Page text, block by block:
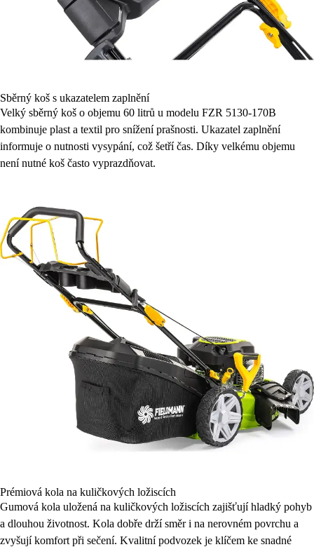
Sběrný koš s ukazatelem zaplnění
Velký sběrný koš o objemu 60 litrů u modelu FZR 5130-170B
kombinuje plast a textil pro snížení prašnosti. Ukazatel zaplnění
informuje o nutnosti vysypání, což šetří čas. Díky velkému objemu
není nutné koš často vyprazdňovat.
Prémiová kola na kuličkových ložiscích
Gumová kola uložená na kuličkových ložiscích zajišťují hladký pohyb
a dlouhou životnost. Kola dobře drží směr i na nerovném povrchu a
zvyšují komfort při sečení. Kvalitní podvozek je klíčem ke snadné